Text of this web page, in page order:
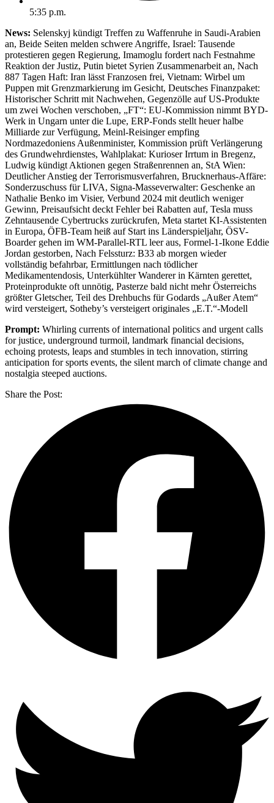
5:35 p.m.
News: Selenskyj kündigt Treffen zu Waffenruhe in Saudi-Arabien
an, Beide Seiten melden schwere Angriffe, Israel: Tausende
protestieren gegen Regierung, Imamoglu fordert nach Festnahme
Reaktion der Justiz, Putin bietet Syrien Zusammenarbeit an, Nach
887 Tagen Haft: Iran lässt Franzosen frei, Vietnam: Wirbel um
Puppen mit Grenzmarkierung im Gesicht, Deutsches Finanzpaket:
Historischer Schritt mit Nachwehen, Gegenzölle auf US-Produkte
um zwei Wochen verschoben, „FT“: EU-Kommission nimmt BYD-
Werk in Ungarn unter die Lupe, ERP-Fonds stellt heuer halbe
Milliarde zur Verfügung, Meinl-Reisinger empfing
Nordmazedoniens Außenminister, Kommission prüft Verlängerung
des Grundwehrdienstes, Wahlplakat: Kurioser Irrtum in Bregenz,
Ludwig kündigt Aktionen gegen Straßenrennen an, StA Wien:
Deutlicher Anstieg der Terrorismusverfahren, Brucknerhaus-Affäre:
Sonderzuschuss für LIVA, Signa-Masseverwalter: Geschenke an
Nathalie Benko im Visier, Verbund 2024 mit deutlich weniger
Gewinn, Preisaufsicht deckt Fehler bei Rabatten auf, Tesla muss
Zehntausende Cybertrucks zurückrufen, Meta startet KI-Assistenten
in Europa, ÖFB-Team heiß auf Start ins Länderspieljahr, ÖSV-
Boarder gehen im WM-Parallel-RTL leer aus, Formel-1-Ikone Eddie
Jordan gestorben, Nach Felssturz: B33 ab morgen wieder
vollständig befahrbar, Ermittlungen nach tödlicher
Medikamentendosis, Unterkühlter Wanderer in Kärnten gerettet,
Proteinprodukte oft unnötig, Pasterze bald nicht mehr Österreichs
größter Gletscher, Teil des Drehbuchs für Godards „Außer Atem“
wird versteigert, Sotheby’s versteigert originales „E.T.“-Modell
Prompt: Whirling currents of international politics and urgent calls
for justice, underground turmoil, landmark financial decisions,
echoing protests, leaps and stumbles in tech innovation, stirring
anticipation for sports events, the silent march of climate change and
nostalgia steeped auctions.
Share the Post: